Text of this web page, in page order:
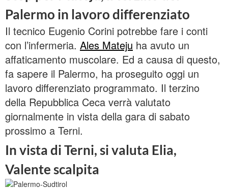
Palermo in lavoro differenziato
Il tecnico Eugenio Corini potrebbe fare i conti
con l’infermeria. Ales Mateju ha avuto un
affaticamento muscolare. Ed a causa di questo,
fa sapere il Palermo, ha proseguito oggi un
lavoro differenziato programmato. Il terzino
della Repubblica Ceca verrà valutato
giornalmente in vista della gara di sabato
prossimo a Terni.
In vista di Terni, si valuta Elia,
Valente scalpita